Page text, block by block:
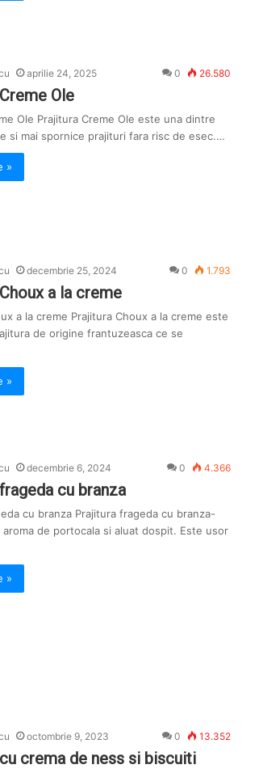
aprilie 24, 2025 0 26.580
Ole
Ole Prajitura Creme Ole este una dintre
si mai spornice prajituri fara risc de esec.…
»
decembrie 25, 2024 0 1.793
a la creme
a la creme Prajitura Choux a la creme este
de origine frantuzeasca ce se
»
decembrie 6, 2024 0 4.366
cu branza
cu branza Prajitura frageda cu branza-
de portocala si aluat dospit. Este usor
»
octombrie 9, 2023 0 13.352
crema de ness si biscuiti